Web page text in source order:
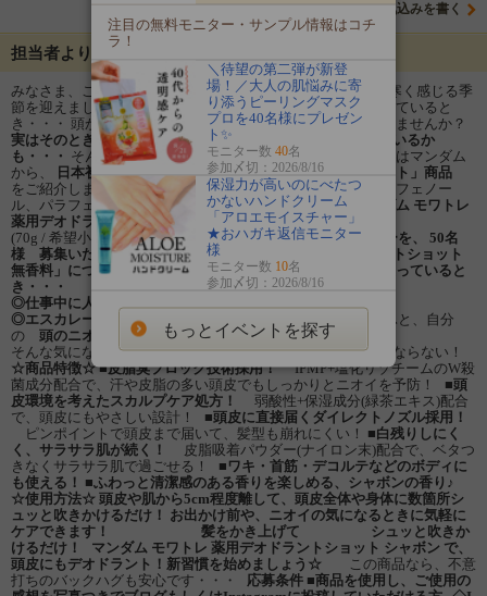
意気込みを書く
担当者よりメッセージ
みなさま、こんにちは！ マンダムファンブログです。 肌寒く感じる季
節を迎えましたね。 電車に乗っているとき、ニット帽を被っていると
き・・・ 頭からじんわ～りと汗や皮脂が出ている感覚はありませんか？
実はそのとき、あなたの頭皮からイヤ～なニオイが発生しているか
も・・・ そんな「頭のニオイ」が気になるアナタに！ 今回はマンダム
から、
日本初「頭皮汗臭を防ぐ効果※がある薬用デオドラント」商品
をご紹介します！ ※リゾチーム塩酸塩、イソプロピルメチルフェノー
ル、パラフェノールスルホン酸亜鉛を有効成分として
マンダム モワトレ
薬用デオドラントショット シャボン 〈医薬部外品〉
(70g / 希望小売価格：800円+税)今回はコチラの商品モニターを、 50名
様 募集いたします!! 「マンダム モワトレ 薬用デオドラントショット
無香料」について
◎満員電車やエレベーターで後ろに人が立っていると
き・・・
◎仕事中に人と近づくとき・・・
◎エスカレーターでフワッと追い風が吹いたとき・・・
ふと、自分
の 頭のニオイ
が気になるときはありませんか？
そんな気になる頭のニオイ悩みが、この商品なら一日中気にならない！
☆商品特徴☆ ■皮脂臭ブロック技術採用！IPMP+塩化リゾチームのW殺
菌成分配合で、汗や皮脂の多い頭皮でもしっかりとニオイを予防！ ■頭
皮環境を考えたスカルプケア処方！
弱酸性+保湿成分(緑茶エキス)配合
で、頭皮にもやさしい設計！ ■頭皮に直接届くダイレクトノズル採用！
ピンポイントで頭皮まで届いて、髪型も崩れにくい！ ■白残りしにく
く、サラサラ肌が続く！
皮脂吸着パウダー(ナイロン末)配合で、ベタつ
きなくサラサラ肌で過ごせる！ ■ワキ・首筋・デコルテなどのボディに
も使える！ ■ふわっと清潔感のある香りを楽しめる、シャボンの香り♪
☆使用方法☆ 頭皮や肌から5cm程度離して、頭皮全体や身体に数箇所シ
ュッと吹きかけるだけ！ お出かけ前や、ニオイの気になるときに気軽に
ケアできます！
髪をかき上げて シュッと吹きか
けるだけ！
マンダム モワトレ 薬用デオドラントショット シャボン で、
頭皮にもデオドラント！新習慣を始めましょう☆ この商品なら、不意
打ちのバックハグも安心です・・・ 応募条件 ■商品を使用し、ご使用の
注目の無料モニター・サンプル情報はコチ
ラ！
＼待望の第二弾が新登
場！／大人の肌悩みに寄
り添うピーリングマスク
プロを40名様にプレゼン
ト✨
モニター数 40名
参加〆切：2026/8/16
保湿力が高いのにべたつ
かないハンドクリーム
「アロエモイスチャー」
★おハガキ返信モニター
様
モニター数 10名
参加〆切：2026/8/16
もっとイベントを探す